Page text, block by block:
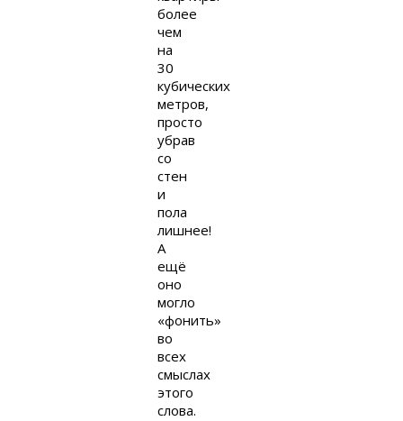
более
чем
на
30
кубических
метров,
просто
убрав
со
стен
и
пола
лишнее!
А
ещё
оно
могло
«фонить»
во
всех
смыслах
этого
слова.